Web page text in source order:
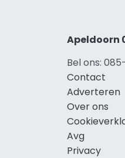
Apeldoorn
Bel ons:
Contact
Adverteren
Over ons
Avg
Privacy